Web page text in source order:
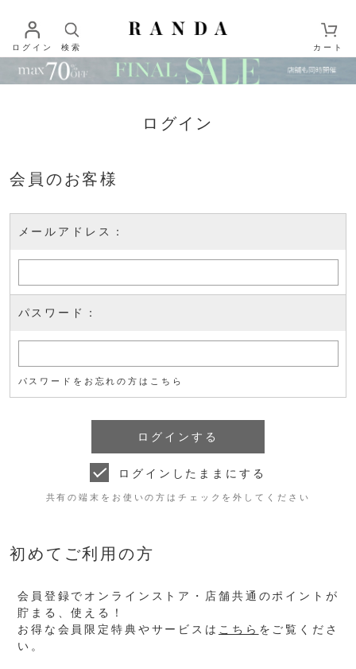
ログイン 検索 カート
ログイン
会員のお客様
メールアドレス：
パスワード：
パスワードをお忘れの方はこちら
ログインしたままにする
共有の端末をお使いの方はチェックを外してください
初めてご利用の方
会員登録でオンラインストア・店舗共通のポイントが
貯まる、使える！
お得な会員限定特典やサービスは こちら をご覧くださ
い。